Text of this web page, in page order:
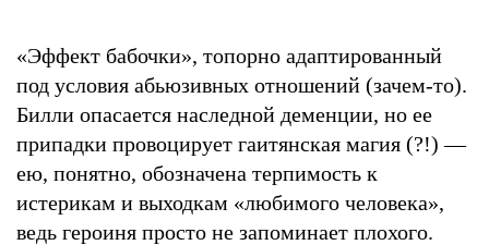
«Эффект бабочки», топорно адаптированный
под условия абьюзивных отношений (зачем-то).
Билли опасается наследной деменции, но ее
припадки провоцирует гаитянская магия (?!) —
ею, понятно, обозначена терпимость к
истерикам и выходкам «любимого человека»,
ведь героиня просто не запоминает плохого.